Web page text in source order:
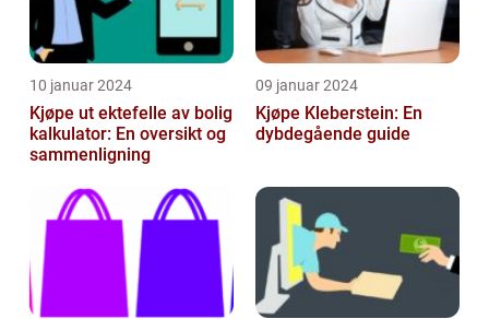
10 januar 2024
Kjøpe ut ektefelle av bolig
kalkulator: En oversikt og
sammenligning
09 januar 2024
Kjøpe Kleberstein: En
dybdegående guide